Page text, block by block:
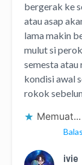
bergerak ke
atau asap
lama makin
mulut si
semesta atau
kondisi awal
rokok
Memuat...
Balas
ivie